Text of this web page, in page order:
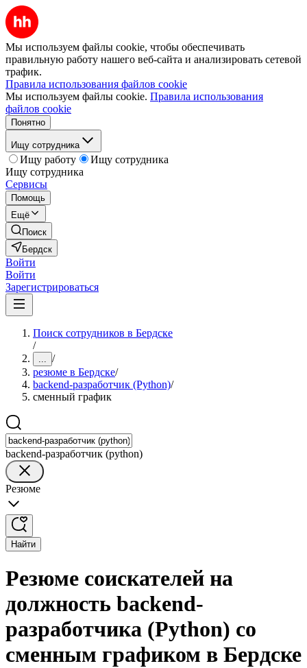
Мы используем файлы cookie, чтобы обеспечивать
правильную работу нашего веб-сайта и анализировать сетевой
трафик.
Правила использования файлов cookie
Мы используем файлы cookie. Правила использования
файлов cookie
Понятно
Ищу сотрудника
Ищу работу
Ищу сотрудника
Ищу сотрудника
Сервисы
Помощь
Ещё
Поиск
Бердск
Войти
Войти
Зарегистрироваться
Поиск сотрудников в Бердске
/
... /
резюме в Бердске/
backend-разработчик (Python)/
сменный график
backend-разработчик (python)
Резюме
Найти
Резюме соискателей на
должность backend-
разработчика (Python) со
сменным графиком в Бердске